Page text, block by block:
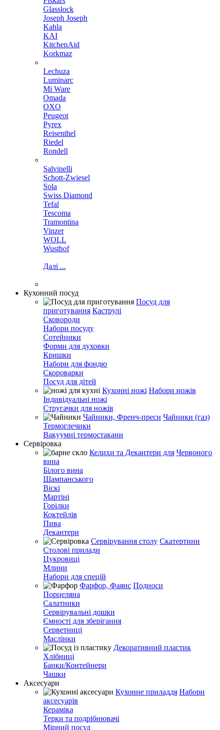
Glasslock
Joseph Joseph
Kahla
KAI
KitchenAid
Korkmaz
Lechuza
Luminarc
Mi Ware
Omada
OXO
Peugeot
Pyrex
Reisenthel
Riedel
Rondell
Salvinelli
Schott-Zwiesel
Sola
Swiss Diamond
Tefal
Tescoma
Tramontina
Vinzer
WOLL
Wusthof
Далі ...
Кухонний посуд
Посуд для
приготування Каструлі
Сковороди
Набори посуду
Сотейники
Форми для духовки
Кришки
Набори для фондю
Скороварки
Посуд для дітей
Кухонні ножі Набори ножів
Індивідуальні ножі
Стругачки для ножів
Чайники, Френч-преси Чайники (газ)
Термоглечики
Вакуумні термостакани
Сервіровка
Келихи та Декантери для Червоного
вина
Білого вина
Шампанського
Віскі
Мартіні
Горілки
Коктейлів
Пива
Декантери
Сервірування столу Скатертини
Столові прилади
Цукровиці
Млини
Набори для спецій
Фарфор, Фаянс Подноси
Порцеляна
Салатники
Сервірувальні дошки
Ємності для зберігання
Серветниці
Маслінки
Декоративний пластик
Хлібниці
Банки/Контейнери
Чашки
Аксесуари
Кухонне приладдя Набори
аксесуарів
Кераміка
Терки та подрібнювачі
Мірний посуд